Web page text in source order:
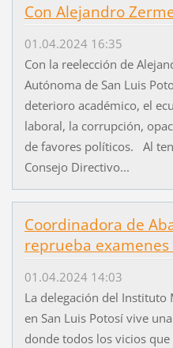
Con Alejandro
01.04.2024 16:35
Con la reelección de
Autónoma de San Luis
deterioro académico, el
laboral, la corrupción,
de favores políticos. Al
Consejo Directivo...
Coordinadora de
reprueba
01.04.2024 14:03
La delegación del Instituto
en San Luis Potosí vive
donde todos los vicios